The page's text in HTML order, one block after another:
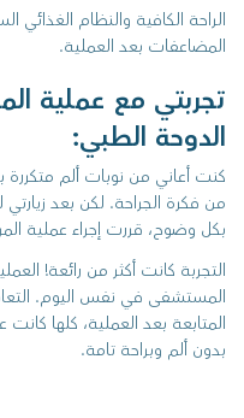
الراحة الكافية والنظام
المضاعفات بعد العملية.
تجربتي مع عملية
الدوحة الطبي:
كنت أعاني من نوبات ألم
من فكرة الجراحة. لكن بعد
بكل وضوح، قررت إجراء عملية
التجربة كانت أكثر من رائعة!
المستشفى في نفس اليوم.
المتابعة بعد العملية، كلها
بدون ألم وبراحة تامة.